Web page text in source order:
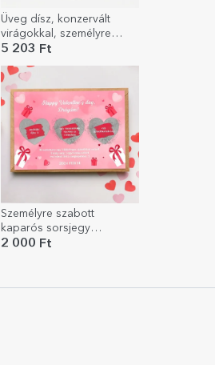
Üveg dísz, konzervált
virágokkal, személyre
szabott grafikával
5 203 Ft
Személyre szabott
kaparós sorsjegy
üzenettel - Szerelem
2 000 Ft